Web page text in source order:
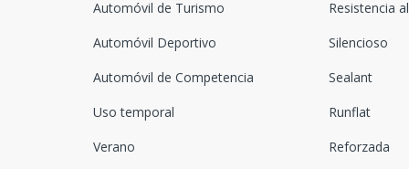
Automóvil de Turismo
Automóvil Deportivo
Automóvil de Competencia
Uso temporal
Verano
Resistencia
Silencioso
Sealant
Runflat
Reforzada